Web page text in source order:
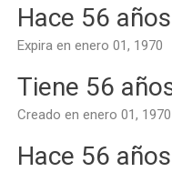
Hace 56 años
Expira en enero 01, 1970
Tiene 56
Creado en enero 01, 1970
Hace 56 años